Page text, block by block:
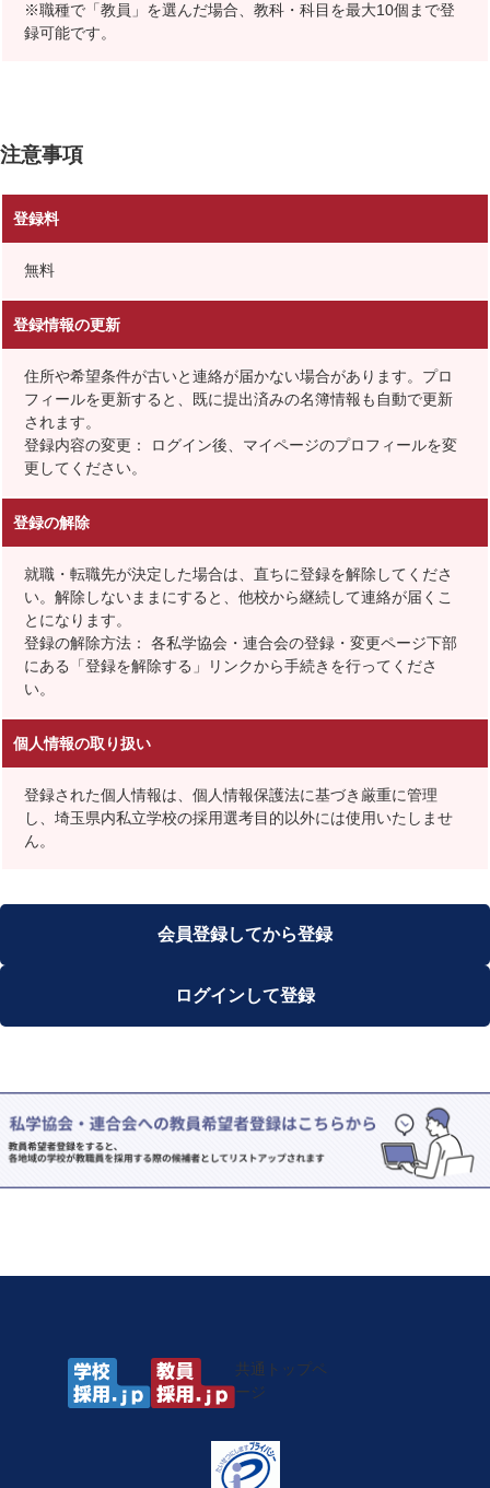
※職種で「教員」を選んだ場合、教科・科目を最大10個まで登
録可能です。
注意事項
登録料
無料
登録情報の更新
住所や希望条件が古いと連絡が届かない場合があります。プロ
フィールを更新すると、既に提出済みの名簿情報も自動で更新
されます。
登録内容の変更： ログイン後、マイページのプロフィールを変
更してください。
登録の解除
就職・転職先が決定した場合は、直ちに登録を解除してくださ
い。解除しないままにすると、他校から継続して連絡が届くこ
とになります。
登録の解除方法： 各私学協会・連合会の登録・変更ページ下部
にある「登録を解除する」リンクから手続きを行ってくださ
い。
個人情報の取り扱い
登録された個人情報は、個人情報保護法に基づき厳重に管理
し、埼玉県内私立学校の採用選考目的以外には使用いたしませ
ん。
会員登録してから登録
ログインして登録
共通トップペ
ージ